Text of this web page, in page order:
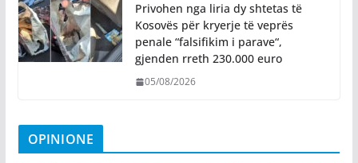
Privohen nga liria dy shtetas të
Kosovës për kryerje të veprës
penale “falsifikim i parave“,
gjenden rreth 230.000 euro
05/08/2026
OPINIONE